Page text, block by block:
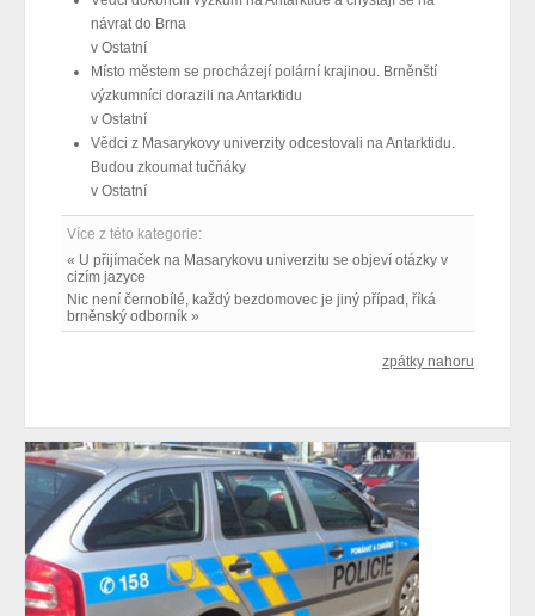
návrat do Brna
v Ostatní
Místo městem se procházejí polární krajinou. Brněnští
výzkumníci dorazili na Antarktidu
v Ostatní
Vědci z Masarykovy univerzity odcestovali na Antarktidu.
Budou zkoumat tučňáky
v Ostatní
Více z této kategorie:
« U přijímaček na Masarykovu univerzitu se objeví otázky v
cizím jazyce
Nic není černobílé, každý bezdomovec je jiný případ, říká
brněnský odborník »
zpátky nahoru